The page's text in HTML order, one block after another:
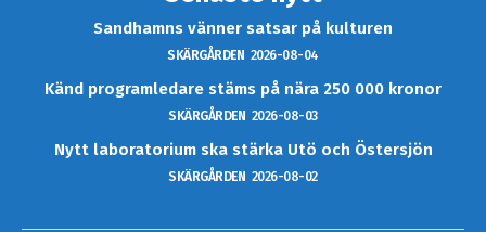
Sandhamns vänner satsar på kulturen
SKÄRGÅRDEN 2026-08-04
Känd programledare stäms på nära 250 000 kronor
SKÄRGÅRDEN 2026-08-03
Nytt laboratorium ska stärka Utö och Östersjön
SKÄRGÅRDEN 2026-08-02